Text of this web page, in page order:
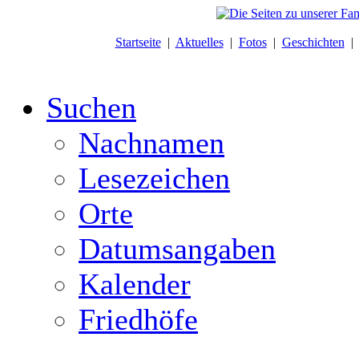
Startseite| Aktuelles| Fotos| Geschichten |
Suchen
Nachnamen
Lesezeichen
Orte
Datumsangaben
Kalender
Friedhöfe